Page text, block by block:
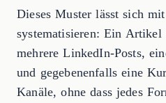
Dieses Muster lässt sich mit
systematisieren: Ein
mehrere LinkedIn-Posts,
und gegebenenfalls eine
Kanäle, ohne dass jedes